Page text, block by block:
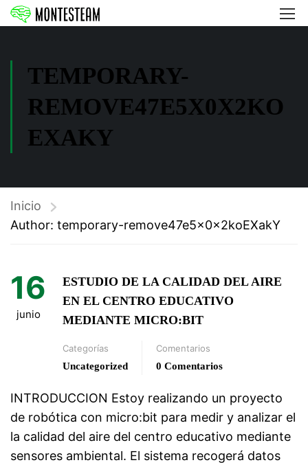
TEMPORARY-
REMOVE47E5X0X2KO
EXAKY
Inicio
Author: temporary-remove47e5x0x2koEXakY
16
junio
ESTUDIO DE LA CALIDAD DEL AIRE
EN EL CENTRO EDUCATIVO
MEDIANTE MICRO:BIT
Categorías
Uncategorized
Comentarios
0 Comentarios
INTRODUCCION Estoy realizando un proyecto
de robótica con micro:bit para medir y analizar el
la calidad del aire del centro educativo mediante
sensores ambiental. El sistema recogerá datos